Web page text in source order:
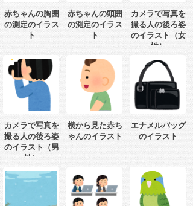
赤ちゃんの胸囲
の測定のイラス
ト
赤ちゃんの頭囲
の測定のイラス
ト
カメラで写真を
撮る人の後ろ姿
のイラスト（女
性）
カメラで写真を
撮る人の後ろ姿
のイラスト（男
性）
横から見た赤ち
ゃんのイラスト
エナメルバッグ
のイラスト